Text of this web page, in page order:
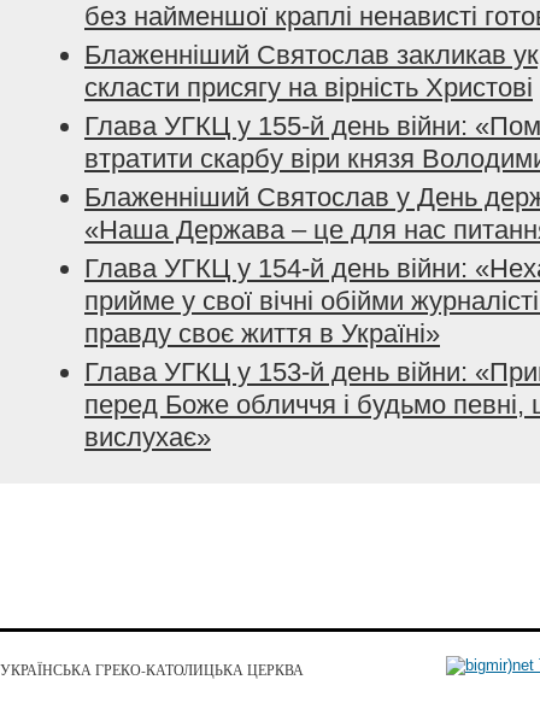
без найменшої краплі ненависті
Блаженніший Святослав закликав
скласти присягу на вірність Христові
Глава УГКЦ у 155-й день війни:
втратити скарбу віри князя
Блаженніший Святослав у День
«Наша Держава – це для нас
Глава УГКЦ у 154-й день війни:
прийме у свої вічні обійми
правду своє життя в Україні»
Глава УГКЦ у 153-й день війни:
перед Боже обличчя і будьмо певні,
вислухає»
УКРАЇНСЬКА ГРЕКО-КАТОЛИЦЬКА ЦЕРКВА